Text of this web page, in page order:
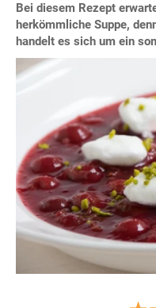
Bei diesem Rezept
herkömmliche Suppe,
handelt es sich um ein